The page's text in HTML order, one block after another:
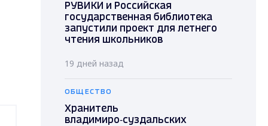
РУВИКИ и Российская
государственная библиотека
запустили проект для летнего
чтения школьников
19 дней назад
ОБЩЕСТВО
Хранитель
владимиро‑суздальских